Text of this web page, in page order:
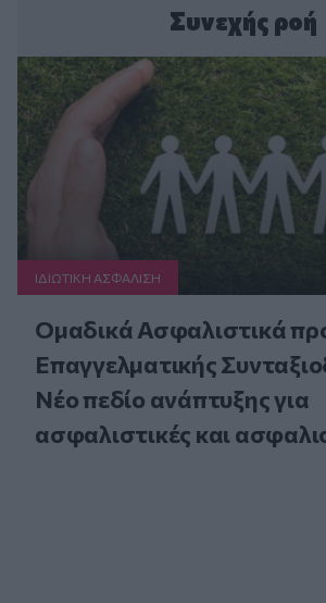
Συνεχής ροή
ΙΔΙΩΤΙΚΗ ΑΣΦAΛΙΣΗ
Ομαδικά Ασφαλιστικά
Επαγγελματικής
Νέο πεδίο ανάπτυξης για
ασφαλιστικές και